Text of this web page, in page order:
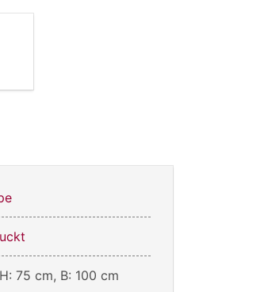
H: 75 cm, B: 100 cm